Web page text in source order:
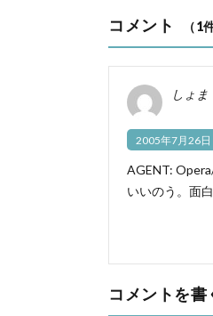
コメント （1
しょま
2005年7月26日
AGENT:
いいのう。面白
コメントを書